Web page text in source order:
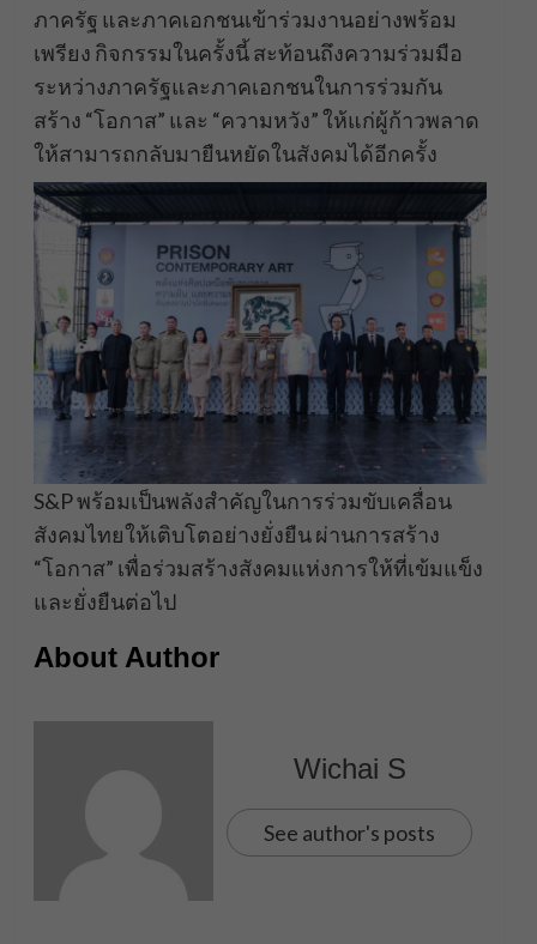
ภาครัฐ และภาคเอกชนเข้าร่วมงานอย่างพร้อม
เพรียง กิจกรรมในครั้งนี้ สะท้อนถึงความร่วมมือ
ระหว่างภาครัฐและภาคเอกชนในการร่วมกัน
สร้าง “โอกาส” และ “ความหวัง” ให้แก่ผู้ก้าวพลาด
ให้สามารถกลับมายืนหยัดในสังคมได้อีกครั้ง
S&P พร้อมเป็นพลังสำคัญในการร่วมขับเคลื่อน
สังคมไทยให้เติบโตอย่างยั่งยืน ผ่านการสร้าง
“โอกาส” เพื่อร่วมสร้างสังคมแห่งการให้ที่เข้มแข็ง
และยั่งยืนต่อไป
About Author
Wichai S
See author's posts